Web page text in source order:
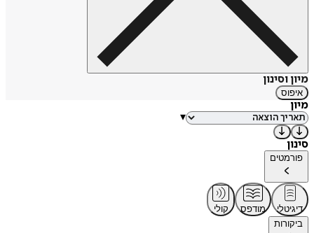
מיון וסינון
איפוס
מיון
▾
סינון
פורמטים
דיגיטלי מודפס
קולי
ביקורות